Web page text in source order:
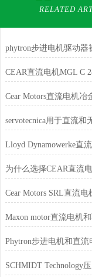
RELATED
phytron步进电机驱动器
CEAR直流电机MGL C
Cear Motors直流电机冶
Lloyd Dynamowerke直
为什么选择CEAR直流
Cear Motors SRL直流
Phytron步进电机和直流